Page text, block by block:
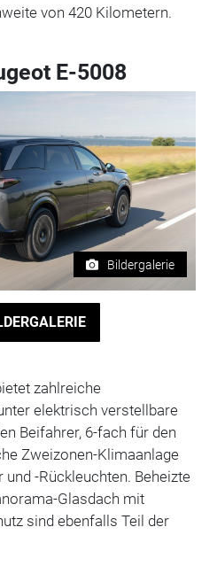
von 420 Kilometern.
E-5008
Bildergalerie
zahlreiche
elektrisch verstellbare
Beifahrer, 6-fach für den
Zweizonen-Klimaanlage
-Rückleuchten. Beheizte
Glasdach mit
sind ebenfalls Teil der